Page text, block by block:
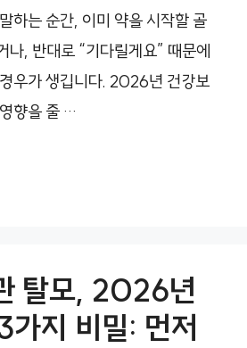
하는 순간, 이미 약을 시작할 골
나, 반대로 “기다릴게요” 때문에
우가 생깁니다. 2026년 건강보
향을 줄 …
탈모, 2026년
가지 비밀: 먼저